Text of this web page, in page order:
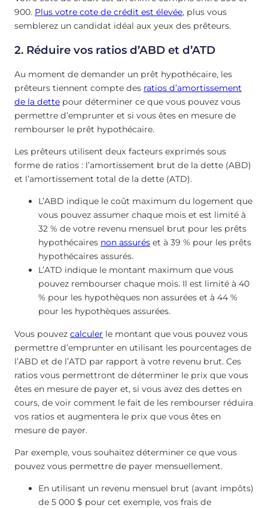
900. Plus votre cote de crédit est élevée, plus vous
semblerez un candidat idéal aux yeux des prêteurs.
2. Réduire vos ratios d’ABD et d’ATD
Au moment de demander un prêt hypothécaire, les
prêteurs tiennent compte des ratios d’amortissement
de la dette pour déterminer ce que vous pouvez vous
permettre d’emprunter et si vous êtes en mesure de
rembourser le prêt hypothécaire.
Les prêteurs utilisent deux facteurs exprimés sous
forme de ratios : l’amortissement brut de la dette (ABD)
et l’amortissement total de la dette (ATD).
L’ABD indique le coût maximum du logement que
vous pouvez assumer chaque mois et est limité à
32 % de votre revenu mensuel brut pour les prêts
hypothécaires non assurés et à 39 % pour les prêts
hypothécaires assurés.
L’ATD indique le montant maximum que vous
pouvez rembourser chaque mois. Il est limité à 40
% pour les hypothèques non assurées et à 44 %
pour les hypothèques assurées.
Vous pouvez calculer le montant que vous pouvez vous
permettre d’emprunter en utilisant les pourcentages de
l’ABD et de l’ATD par rapport à votre revenu brut. Ces
ratios vous permettront de déterminer le prix que vous
êtes en mesure de payer et, si vous avez des dettes en
cours, de voir comment le fait de les rembourser réduira
vos ratios et augmentera le prix que vous êtes en
mesure de payer.
Par exemple, vous souhaitez déterminer ce que vous
pouvez vous permettre de payer mensuellement.
En utilisant un revenu mensuel brut (avant impôts)
de 5 000 $ pour cet exemple, vos frais de